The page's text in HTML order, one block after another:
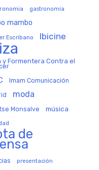
gastronomía
mambo
Escribano Ibicine
y Formentera Contra el
Imam Comunicación
moda
Monsalve música
de
presentación